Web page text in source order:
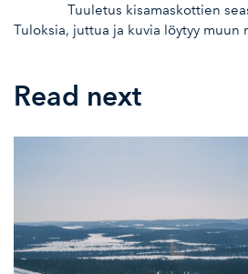
Tuuletus kisamaskottien
Tuloksia, juttua ja kuvia löytyy muun
Read next